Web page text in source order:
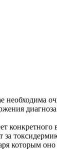
необходима
которым оно